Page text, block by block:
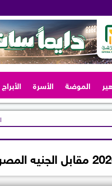
الموضة الأسرة الأبراج